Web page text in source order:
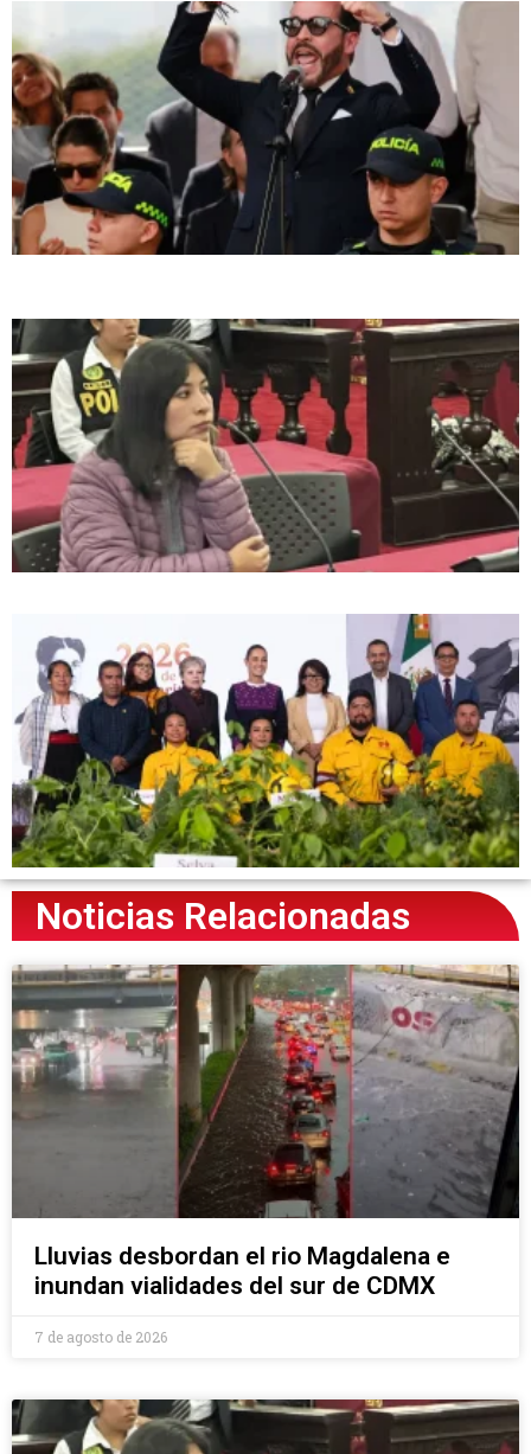
Noticias Relacionadas
Lluvias desbordan el rio Magdalena e
inundan vialidades del sur de CDMX
7 de agosto de 2026